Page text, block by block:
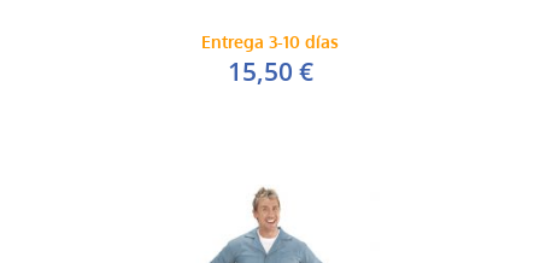
Entrega 3-10 días
15,50 €